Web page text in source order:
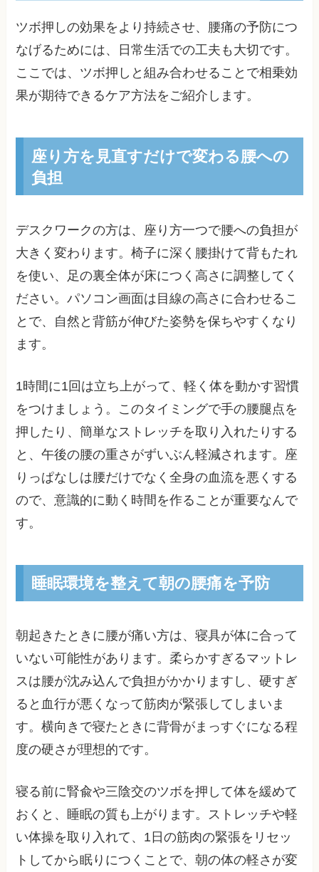
ツボ押しの効果をより持続させ、腰痛の予防につ
なげるためには、日常生活での工夫も大切です。
ここでは、ツボ押しと組み合わせることで相乗効
果が期待できるケア方法をご紹介します。
座り方を見直すだけで変わる腰への
負担
デスクワークの方は、座り方一つで腰への負担が
大きく変わります。椅子に深く腰掛けて背もたれ
を使い、足の裏全体が床につく高さに調整してく
ださい。パソコン画面は目線の高さに合わせるこ
とで、自然と背筋が伸びた姿勢を保ちやすくなり
ます。
1時間に1回は立ち上がって、軽く体を動かす習慣
をつけましょう。このタイミングで手の腰腿点を
押したり、簡単なストレッチを取り入れたりする
と、午後の腰の重さがずいぶん軽減されます。座
りっぱなしは腰だけでなく全身の血流を悪くする
ので、意識的に動く時間を作ることが重要なんで
す。
睡眠環境を整えて朝の腰痛を予防
朝起きたときに腰が痛い方は、寝具が体に合って
いない可能性があります。柔らかすぎるマットレ
スは腰が沈み込んで負担がかかりますし、硬すぎ
ると血行が悪くなって筋肉が緊張してしまいま
す。横向きで寝たときに背骨がまっすぐになる程
度の硬さが理想的です。
寝る前に腎兪や三陰交のツボを押して体を緩めて
おくと、睡眠の質も上がります。ストレッチや軽
い体操を取り入れて、1日の筋肉の緊張をリセッ
トしてから眠りにつくことで、朝の体の軽さが変